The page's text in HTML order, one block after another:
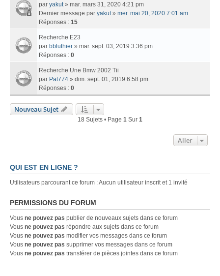
par yakut» mar. mars 31, 2020 4:21 pm
Dernier message par yakut» mer. mai 20, 2020 7:01 am
Réponses : 15
Recherche E23
par bbluthier » mar. sept. 03, 2019 3:36 pm
Réponses : 0
Recherche Une Bmw 2002 Tii
par Pat774 » dim. sept. 01, 2019 6:58 pm
Réponses : 0
Nouveau Sujet
18 Sujets • Page 1 Sur 1
Aller
QUI EST EN LIGNE ?
Utilisateurs parcourant ce forum : Aucun utilisateur inscrit et 1 invité
PERMISSIONS DU FORUM
Vous ne pouvez pas publier de nouveaux sujets dans ce forum
Vous ne pouvez pas répondre aux sujets dans ce forum
Vous ne pouvez pas modifier vos messages dans ce forum
Vous ne pouvez pas supprimer vos messages dans ce forum
Vous ne pouvez pas transférer de pièces jointes dans ce forum